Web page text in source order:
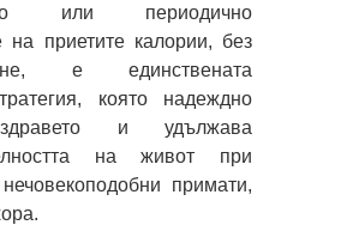
или периодично
на приетите калории, без
е единствената
която надеждно
и удължава
на живот при
примати,